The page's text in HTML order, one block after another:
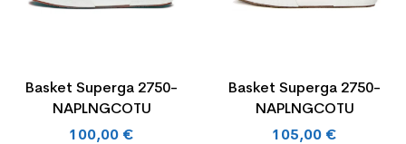
Basket Superga 2750-
NAPLNGCOTU
100,00 €
Basket Superga 2750-
NAPLNGCOTU
105,00 €